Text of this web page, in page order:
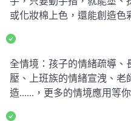
或化妝棉上色，還能創造色
全情境：孩子的情緒疏導、
壓、上班族的情緒宣洩、老
造......，更多的情境應用等